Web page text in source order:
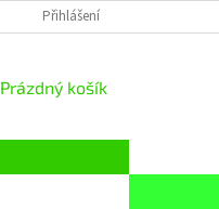
Přihlášení
NÁKUPNÍ
Prázdný košík